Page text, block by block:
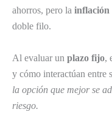
ahorros, pero la inflación
doble filo.
Al evaluar un plazo fijo,
y cómo interactúan entre
la opción que mejor se
riesgo.